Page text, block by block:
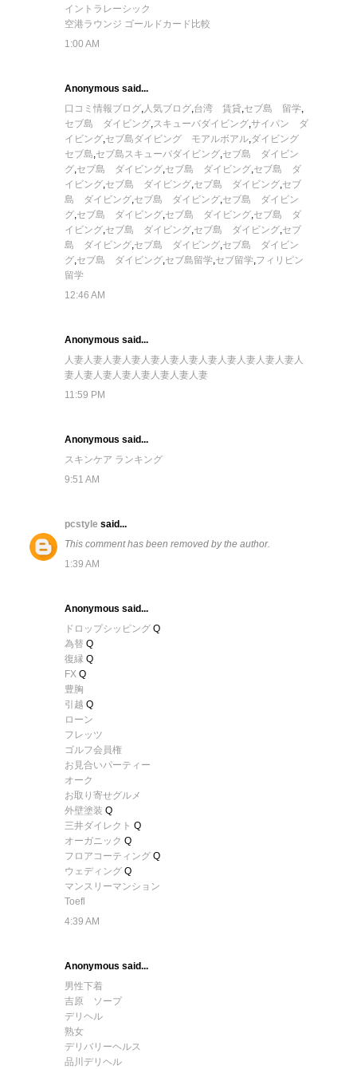
イントラレーシック
空港ラウンジ ゴールドカード比較
1:00 AM
Anonymous said...
口コミ情報ブログ,人気ブログ,台湾 賃貸,セブ島 留学,
セブ島 ダイビング,スキューバダイビング,サイパン ダ
イビング,セブ島ダイビング モアルボアル,ダイビング
セブ島,セブ島スキューバダイビング,セブ島 ダイビン
グ,セブ島 ダイビング,セブ島 ダイビング,セブ島 ダ
イビング,セブ島 ダイビング,セブ島 ダイビング,セブ
島 ダイビング,セブ島 ダイビング,セブ島 ダイビン
グ,セブ島 ダイビング,セブ島 ダイビング,セブ島 ダ
イビング,セブ島 ダイビング,セブ島 ダイビング,セブ
島 ダイビング,セブ島 ダイビング,セブ島 ダイビン
グ,セブ島 ダイビング,セブ島留学,セブ留学,フィリピン
留学
12:46 AM
Anonymous said...
人妻 人妻 人妻 人妻 人妻 人妻 人妻 人妻 人妻 人妻 人妻 人妻 人
妻 人妻 人妻 人妻 人妻 人妻 人妻 人妻
11:59 PM
Anonymous said...
スキンケア ランキング
9:51 AM
pcstyle said...
This comment has been removed by the author.
1:39 AM
Anonymous said...
ドロップシッピングQ
為替Q
復縁Q
FXQ
豊胸
引越 Q
ローン
フレッツ
ゴルフ会員権
お見合いパーティー
オーク
お取り寄せグルメ
外壁塗装 Q
三井ダイレクト Q
オーガニック Q
フロアコーティングQ
ウェディングQ
マンスリーマンション
Toefl
4:39 AM
Anonymous said...
男性下着
吉原 ソープ
デリヘル
熟女
デリバリーヘルス
品川デリヘル